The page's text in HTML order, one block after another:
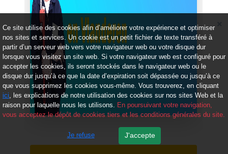
Ce site utilise des cookies afin d’améliorer votre expérience et optimiser
nos sites et services. Un cookie est un petit fichier de texte transféré à
partir d’un serveur web vers votre navigateur web ou votre disque dur
lorsque vous visitez un site web. Si votre navigateur web est configuré pour
accepter les cookies, ils seront stockés dans le navigateur web ou le
disque dur jusqu’à ce que la date d’expiration soit dépassée ou jusqu’à ce
que vous supprimez les cookies vous-même. Vous trouverez, en cliquant
ici, les explications de notre utilisation des cookies sur nos sites Web et la
raison pour laquelle nous les utilisons. En poursuivant votre navigation,
vous acceptez le dépôt de cookies tiers et les conditions générales du site.
Je refuse J'accepte